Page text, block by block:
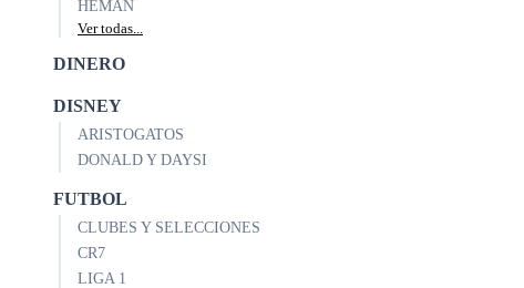
HEMAN
Ver todas...
DINERO
DISNEY
ARISTOGATOS
DONALD Y DAYSI
FUTBOL
CLUBES Y SELECCIONES
CR7
LIGA 1